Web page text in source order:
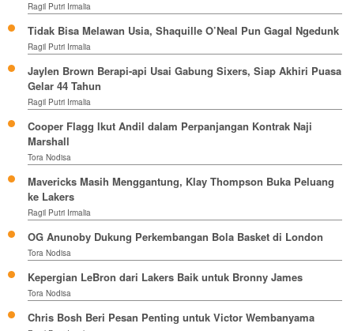
Ragil Putri Irmalia
Tidak Bisa Melawan Usia, Shaquille O’Neal Pun Gagal Ngedunk
Ragil Putri Irmalia
Jaylen Brown Berapi-api Usai Gabung Sixers, Siap Akhiri Puasa
Gelar 44 Tahun
Ragil Putri Irmalia
Cooper Flagg Ikut Andil dalam Perpanjangan Kontrak Naji
Marshall
Tora Nodisa
Mavericks Masih Menggantung, Klay Thompson Buka Peluang
ke Lakers
Ragil Putri Irmalia
OG Anunoby Dukung Perkembangan Bola Basket di London
Tora Nodisa
Kepergian LeBron dari Lakers Baik untuk Bronny James
Tora Nodisa
Chris Bosh Beri Pesan Penting untuk Victor Wembanyama